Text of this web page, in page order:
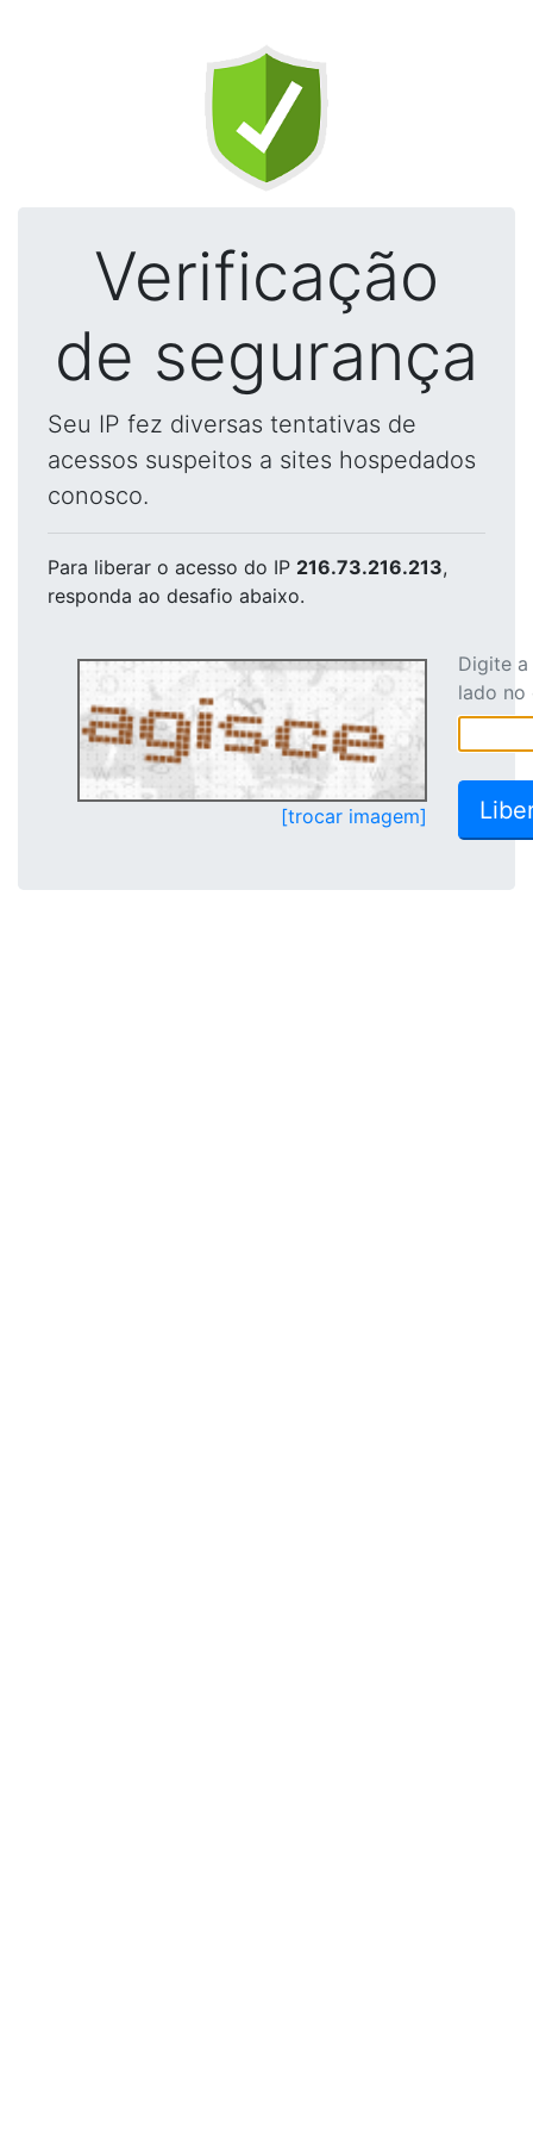
Verificação
de segurança
Seu IP fez diversas tentativas de
acessos suspeitos a sites hospedados
conosco.
Para liberar o acesso do IP 216.73.216.213,
responda ao desafio abaixo.
[trocar imagem]
Digite
lado no